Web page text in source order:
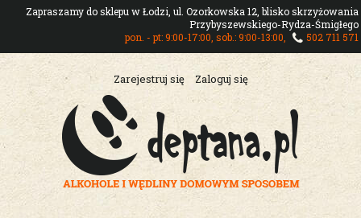
Zapraszamy do sklepu w Łodzi, ul. Ozorkowska 12, blisko skrzyżowania
Przybyszewskiego-Rydza-Śmigłego
pon. - pt: 9:00-17:00, sob.: 9:00-13:00,
502 711 571
Zarejestruj się Zaloguj się